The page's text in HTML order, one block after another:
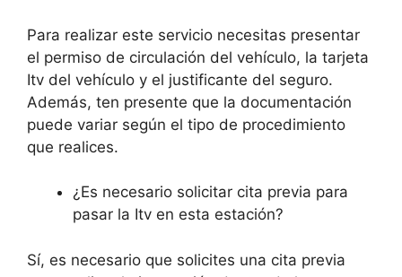
Para realizar este servicio necesitas presentar
el permiso de circulación del vehículo, la tarjeta
Itv del vehículo y el justificante del seguro.
Además, ten presente que la documentación
puede variar según el tipo de procedimiento
que realices.
¿Es necesario solicitar cita previa para
pasar la Itv en esta estación?
Sí, es necesario que solicites una cita previa